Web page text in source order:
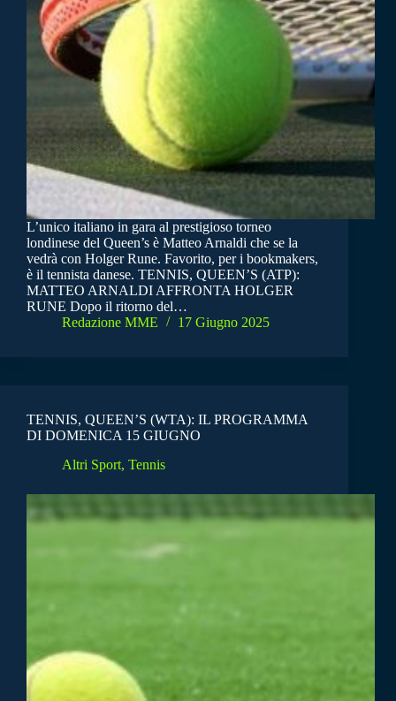
L’unico italiano in gara al prestigioso torneo
londinese del Queen’s è Matteo Arnaldi che se la
vedrà con Holger Rune. Favorito, per i bookmakers,
è il tennista danese. TENNIS, QUEEN’S (ATP):
MATTEO ARNALDI AFFRONTA HOLGER
RUNE Dopo il ritorno del…
Redazione MME
17 Giugno 2025
TENNIS, QUEEN’S (WTA): IL PROGRAMMA
DI DOMENICA 15 GIUGNO
Altri Sport, Tennis